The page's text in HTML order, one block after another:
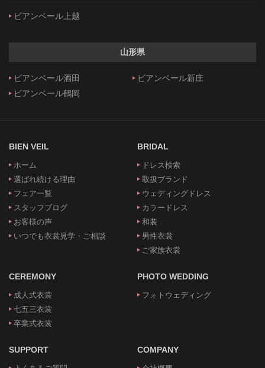
ビアンベール上越
山形県
ビアンベール酒田
ビアンベール新庄
ビアンベール鶴岡
BIEN VEIL
ホーム
選ばれ続ける理由
フェア一覧
スタッフブログ
お客様の声
いつでも衣裳見学・ご相談
BRIDAL
ドレス検索
取扱ブランド
ウェディングドレス
カラードレス
和装
男性衣裳
ご家族衣裳
CEREMONY
成人式衣裳
七五三衣裳
卒業式衣裳
PHOTO WEDDING
フォトウェディング
SUPPORT COMPANY